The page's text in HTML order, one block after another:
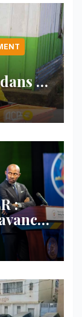
le
:
ligne